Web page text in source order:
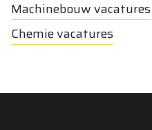
Machinebouw vacatures
Chemie vacatures